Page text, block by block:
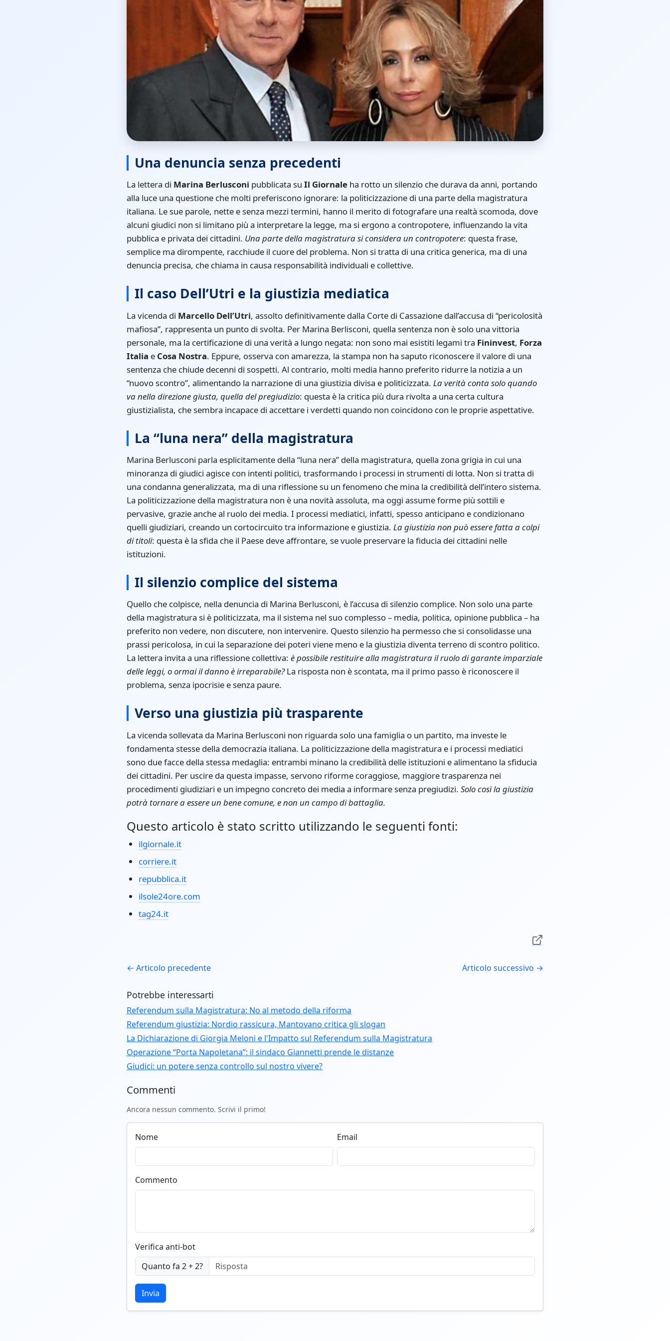
Una denuncia senza precedenti
La lettera di Marina Berlusconi pubblicata su Il Giornale ha rotto un silenzio che durava da anni, portando
alla luce una questione che molti preferiscono ignorare: la politicizzazione di una parte della magistratura
italiana. Le sue parole, nette e senza mezzi termini, hanno il merito di fotografare una realtà scomoda, dove
alcuni giudici non si limitano più a interpretare la legge, ma si ergono a contropotere, influenzando la vita
pubblica e privata dei cittadini. Una parte della magistratura si considera un contropotere: questa frase,
semplice ma dirompente, racchiude il cuore del problema. Non si tratta di una critica generica, ma di una
denuncia precisa, che chiama in causa responsabilità individuali e collettive.
Il caso Dell’Utri e la giustizia mediatica
La vicenda di Marcello Dell’Utri, assolto definitivamente dalla Corte di Cassazione dall’accusa di “pericolosità
mafiosa”, rappresenta un punto di svolta. Per Marina Berlisconi, quella sentenza non è solo una vittoria
personale, ma la certificazione di una verità a lungo negata: non sono mai esistiti legami tra Fininvest, Forza
Italia e Cosa Nostra. Eppure, osserva con amarezza, la stampa non ha saputo riconoscere il valore di una
sentenza che chiude decenni di sospetti. Al contrario, molti media hanno preferito ridurre la notizia a un
“nuovo scontro”, alimentando la narrazione di una giustizia divisa e politicizzata. La verità conta solo quando
va nella direzione giusta, quella del pregiudizio: questa è la critica più dura rivolta a una certa cultura
giustizialista, che sembra incapace di accettare i verdetti quando non coincidono con le proprie aspettative.
La “luna nera” della magistratura
Marina Berlusconi parla esplicitamente della “luna nera” della magistratura, quella zona grigia in cui una
minoranza di giudici agisce con intenti politici, trasformando i processi in strumenti di lotta. Non si tratta di
una condanna generalizzata, ma di una riflessione su un fenomeno che mina la credibilità dell’intero sistema.
La politicizzazione della magistratura non è una novità assoluta, ma oggi assume forme più sottili e
pervasive, grazie anche al ruolo dei media. I processi mediatici, infatti, spesso anticipano e condizionano
quelli giudiziari, creando un cortocircuito tra informazione e giustizia. La giustizia non può essere fatta a colpi
di titoli: questa è la sfida che il Paese deve affrontare, se vuole preservare la fiducia dei cittadini nelle
istituzioni.
Il silenzio complice del sistema
Quello che colpisce, nella denuncia di Marina Berlusconi, è l’accusa di silenzio complice. Non solo una parte
della magistratura si è politicizzata, ma il sistema nel suo complesso – media, politica, opinione pubblica – ha
preferito non vedere, non discutere, non intervenire. Questo silenzio ha permesso che si consolidasse una
prassi pericolosa, in cui la separazione dei poteri viene meno e la giustizia diventa terreno di scontro politico.
La lettera invita a una riflessione collettiva: è possibile restituire alla magistratura il ruolo di garante imparziale
delle leggi, o ormai il danno è irreparabile?La risposta non è scontata, ma il primo passo è riconoscere il
problema, senza ipocrisie e senza paure.
Verso una giustizia più trasparente
La vicenda sollevata da Marina Berlusconi non riguarda solo una famiglia o un partito, ma investe le
fondamenta stesse della democrazia italiana. La politicizzazione della magistratura e i processi mediatici
sono due facce della stessa medaglia: entrambi minano la credibilità delle istituzioni e alimentano la sfiducia
dei cittadini. Per uscire da questa impasse, servono riforme coraggiose, maggiore trasparenza nei
procedimenti giudiziari e un impegno concreto dei media a informare senza pregiudizi. Solo così la giustizia
potrà tornare a essere un bene comune, e non un campo di battaglia.
Questo articolo è stato scritto utilizzando le seguenti fonti:
ilgiornale.it
corriere.it
repubblica.it
ilsole24ore.com
tag24.it
← Articolo precedente Articolo successivo →
Potrebbe interessarti
Referendum sulla Magistratura: No al metodo della riforma
Referendum giustizia: Nordio rassicura, Mantovano critica gli slogan
La Dichiarazione di Giorgia Meloni e l'Impatto sul Referendum sulla Magistratura
Operazione “Porta Napoletana”: il sindaco Giannetti prende le distanze
Giudici: un potere senza controllo sul nostro vivere?
Commenti
Ancora nessun commento. Scrivi il primo!
Nome Email
Commento
Verifica anti-bot
Quanto fa 2 + 2?
Invia